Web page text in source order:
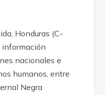
Honduras (C-
información
nacionales e
humanos, entre
Negra